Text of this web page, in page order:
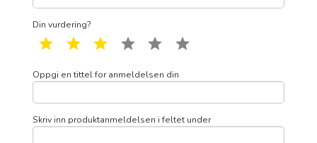
Din vurdering?
1 star 2 star 3 star 4 star 5 star
Oppgi en tittel for anmeldelsen din
Skriv inn produktanmeldelsen i feltet under